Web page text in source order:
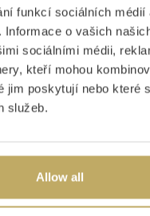
funkcí sociálních médií
Informace o vašich
sociálními médii,
kteří mohou
jim poskytují nebo které
služeb.
Allow all